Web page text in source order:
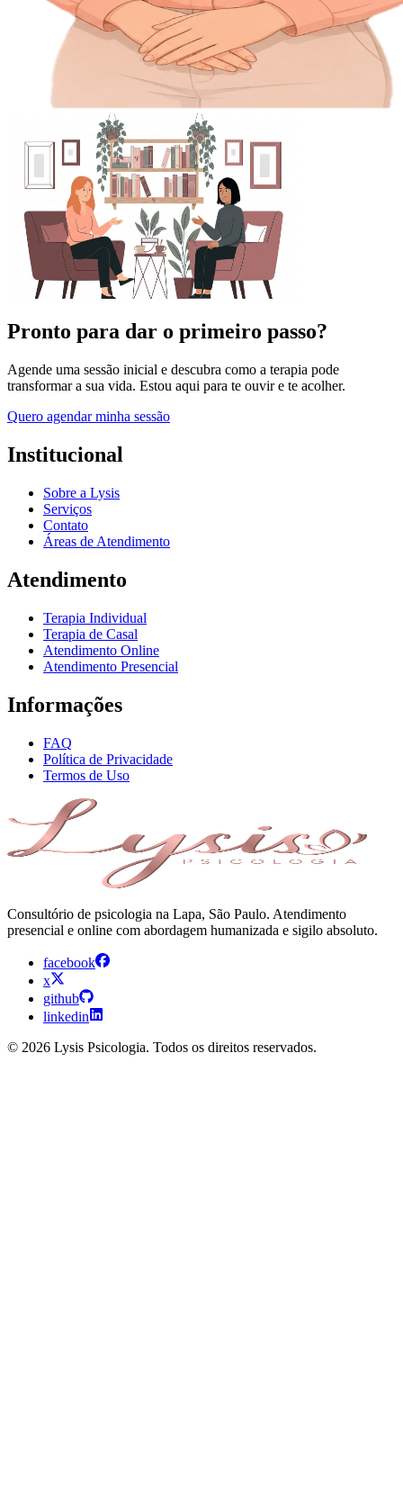
Pronto para dar o primeiro passo?
Agende uma sessão inicial e descubra como a terapia pode
transformar a sua vida. Estou aqui para te ouvir e te acolher.
Quero agendar minha sessão
Institucional
Sobre a Lysis
Serviços
Contato
Áreas de Atendimento
Atendimento
Terapia Individual
Terapia de Casal
Atendimento Online
Atendimento Presencial
Informações
FAQ
Política de Privacidade
Termos de Uso
Consultório de psicologia na Lapa, São Paulo. Atendimento
presencial e online com abordagem humanizada e sigilo absoluto.
facebook
x
github
linkedin
© 2026 Lysis Psicologia. Todos os direitos reservados.